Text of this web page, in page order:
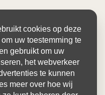
cookies op deze
uw toestemming te
gebruikt om uw
het webverkeer
te kunnen
meer over hoe wij